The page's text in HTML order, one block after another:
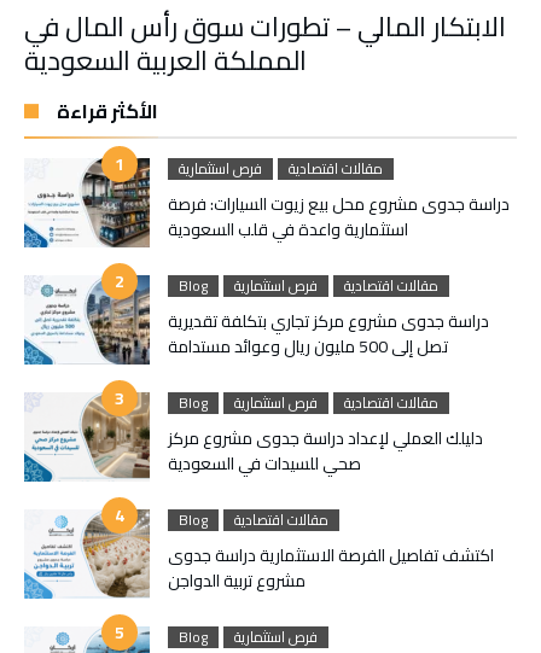
الابتكار المالي – تطورات سوق رأس المال في
المملكة العربية السعودية
الأكثر قراءة
فرص استثمارية مقالات اقتصادية
دراسة جدوى مشروع محل بيع زيوت السيارات: فرصة
استثمارية واعدة في قلب السعودية
Blog فرص استثمارية مقالات اقتصادية
دراسة جدوى مشروع مركز تجاري بتكلفة تقديرية
تصل إلى 500 مليون ريال وعوائد مستدامة
Blog فرص استثمارية مقالات اقتصادية
دليلك العملي لإعداد دراسة جدوى مشروع مركز
صحي للسيدات في السعودية
Blog مقالات اقتصادية
اكتشف تفاصيل الفرصة الاستثمارية دراسة جدوى
مشروع تربية الدواجن
Blog فرص استثمارية